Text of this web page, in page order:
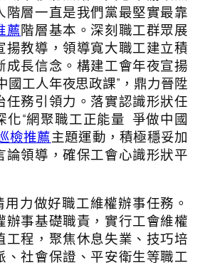
階層一直是我們黨最堅實最靠
薦階層基本。深刻職工群眾展
揚教導，領導寬大職工建立積
成長信念。構建工會年夜宣揚
國工人年夜思政課”，鼎力晉陞
任務引領力。落實認識形狀任
化“網聚職工正能量 爭做中國
檢推薦主題運動，積極穩妥加
論領導，確保工會心識形狀平
用力做好職工維權辦事任務。
辦事基礎職責，實行工會維權
工程，聚焦休息失業、技巧培
、社會保證、平安衛生等職工